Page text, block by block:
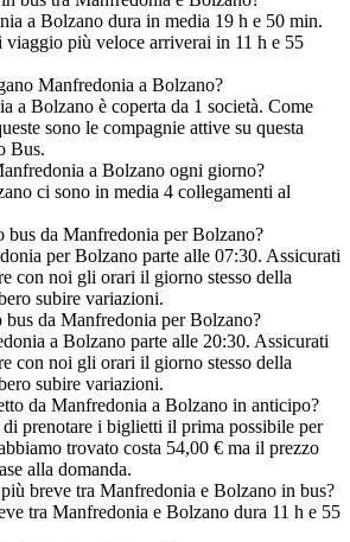
a Bolzano dura in media 19 h e 50 min.
viaggio più veloce arriverai in 11 h e 55
Manfredonia a Bolzano?
a Bolzano è coperta da 1 società. Come
sono le compagnie attive su questa
Bus.
a Bolzano ogni giorno?
ci sono in media 4 collegamenti al
bus da Manfredonia per Bolzano?
per Bolzano parte alle 07:30. Assicurati
con noi gli orari il giorno stesso della
subire variazioni.
da Manfredonia per Bolzano?
a Bolzano parte alle 20:30. Assicurati
con noi gli orari il giorno stesso della
subire variazioni.
da Manfredonia a Bolzano in anticipo?
prenotare i biglietti il prima possibile per
trovato costa 54,00 € ma il prezzo
alla domanda.
breve tra Manfredonia e Bolzano in bus?
tra Manfredonia e Bolzano dura 11 h e 55